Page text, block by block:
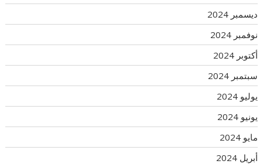
ديسمبر 2024
نوفمبر 2024
أكتوبر 2024
سبتمبر 2024
يوليو 2024
يونيو 2024
مايو 2024
أبريل 2024